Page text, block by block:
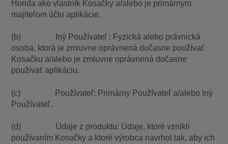
Honda ako vlastník Kosačky a/alebo je primárnym
majiteľom účtu aplikácie.
(b) Iný Používateľ : Fyzická alebo právnická
osoba, ktorá je zmluvne oprávnená dočasne používať
Kosačku a/alebo je zmluvne oprávnená dočasne
používať aplikáciu.
(c) Používateľ: Primárny Používateľ a/alebo Iný
Používateľ.
(d) Údaje z produktu: Údaje, ktoré vznikli
používaním Kosačky a ktoré výrobca navrhol tak, aby ich